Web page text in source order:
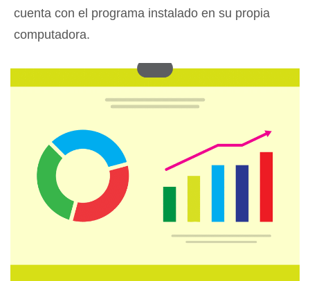
cuenta con el programa instalado en su propia
computadora.